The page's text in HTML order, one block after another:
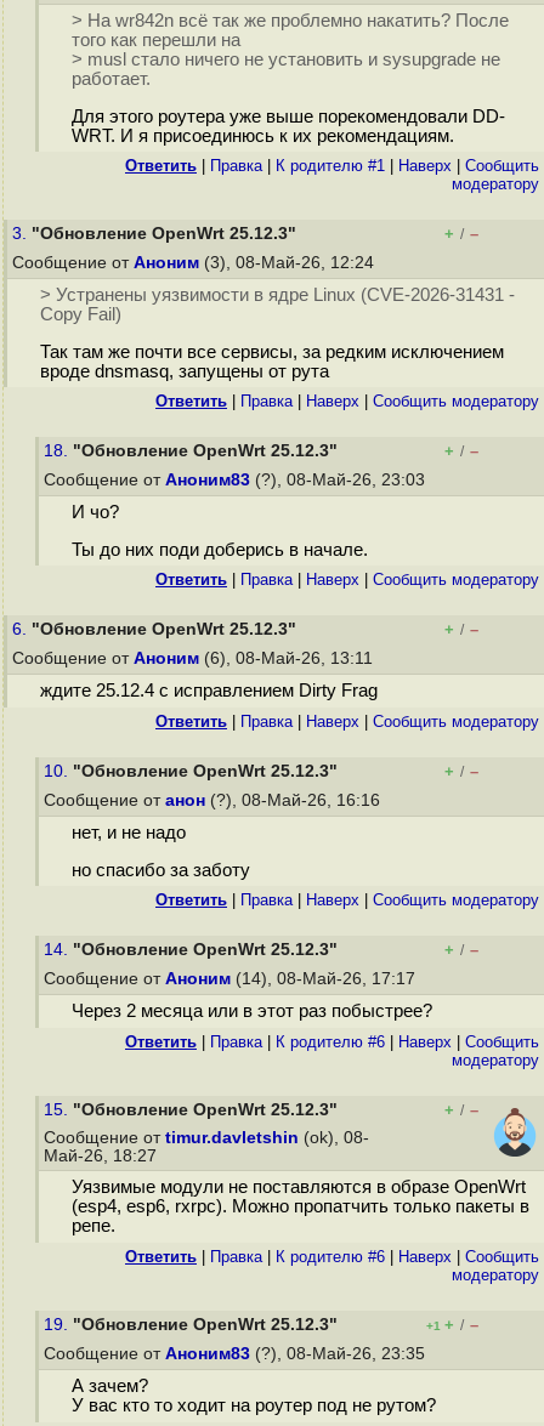
> На wr842n всё так же проблемно накатить? После
того как перешли на
> musl стало ничего не установить и sysupgrade не
работает.
Для этого роутера уже выше порекомендовали DD-
WRT. И я присоединюсь к их рекомендациям.
Ответить Правка| К родителю #1 Наверх
Cообщить
модератору
3. "Обновление OpenWrt 25.12.3" + / –
Сообщение от Аноним (3), 08-Май-26, 12:24
> Устранены уязвимости в ядре Linux (CVE-2026-31431 -
Copy Fail)
Так там же почти все сервисы, за редким исключением
вроде dnsmasq, запущены от рута
Ответить Правка| Наверх Cообщить модератору
18. "Обновление OpenWrt 25.12.3" + / –
Сообщение от Аноним83 (?), 08-Май-26, 23:03
И чо?
Ты до них поди доберись в начале.
Ответить Правка| Наверх Cообщить модератору
6. "Обновление OpenWrt 25.12.3" + / –
Сообщение от Аноним (6), 08-Май-26, 13:11
ждите 25.12.4 с исправлением Dirty Frag
Ответить Правка| Наверх Cообщить модератору
10. "Обновление OpenWrt 25.12.3" + / –
Сообщение от анон (?), 08-Май-26, 16:16
нет, и не надо
но спасибо за заботу
Ответить Правка| Наверх Cообщить модератору
14. "Обновление OpenWrt 25.12.3" + / –
Сообщение от Аноним (14), 08-Май-26, 17:17
Через 2 месяца или в этот раз побыстрее?
Ответить Правка| К родителю #6 Наверх
Cообщить
модератору
15. "Обновление OpenWrt 25.12.3" + / –
Сообщение от timur.davletshin (ok), 08-
Май-26, 18:27
Уязвимые модули не поставляются в образе OpenWrt
(esp4, esp6, rxrpc). Можно пропатчить только пакеты в
репе.
Ответить Правка| К родителю #6 Наверх
Cообщить
модератору
19. "Обновление OpenWrt 25.12.3" +1 + / –
Сообщение от Аноним83 (?), 08-Май-26, 23:35
А зачем?
У вас кто то ходит на роутер под не рутом?